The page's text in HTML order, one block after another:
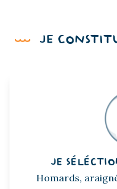
JE
JE
Homards,